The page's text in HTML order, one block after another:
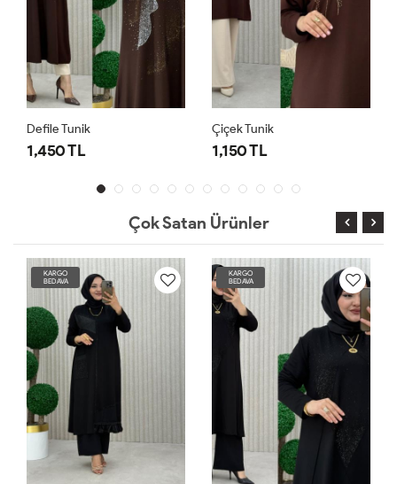
Defile Tunik
1,450 TL
Çiçek Tunik
1,150 TL
Çok Satan Ürünler
KARGO
BEDAVA
KARGO
BEDAVA